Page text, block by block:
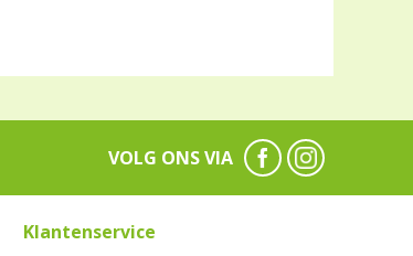
VOLG ONS VIA
Klantenservice